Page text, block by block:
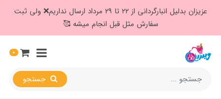
عزیزان بدلیل انبارگردانی از ۲۲ تا ۲۹ مرداد ارسال نداریم❌️ ولی ثبت
سفارش مثل قبل انجام میشه 🥰
0